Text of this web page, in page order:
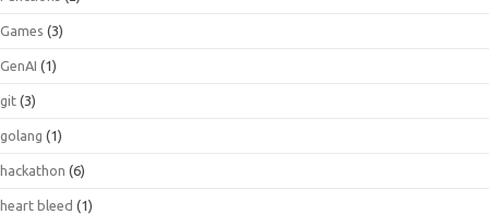
Games (3)
GenAI (1)
git (3)
golang (1)
hackathon (6)
heart bleed (1)